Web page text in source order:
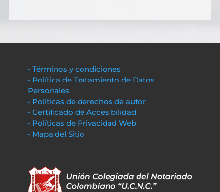
• Términos y condiciones
• Política de Tratamiento de Datos
Personales
• Políticas de derechos de autor
• Certificado de Accesibilidad
• Políticas de Privacidad Web
• Mapa del Sitio